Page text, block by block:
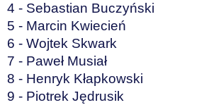
4 - Sebastian Buczyński
5 - Marcin Kwiecień
6 - Wojtek Skwark
7 - Paweł Musiał
8 - Henryk Kłapkowski
9 - Piotrek Jędrusik